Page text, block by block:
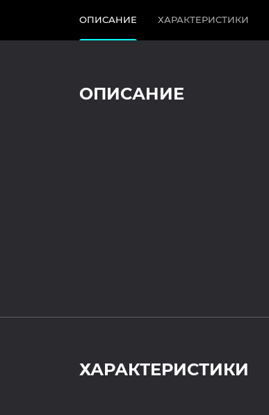
ОПИСАНИЕ ХАРАКТЕРИСТИКИ
ОПИСАНИЕ
ХАРАКТЕРИСТИКИ